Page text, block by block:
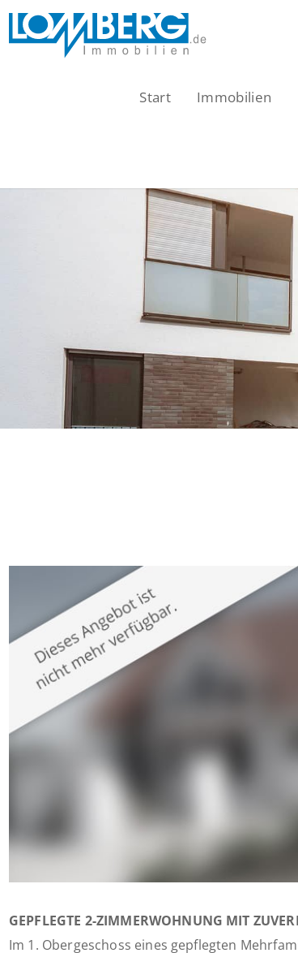
Zum
Inhalt
Start Immobilien
GEPFLEGTE 2-ZIMMERWOHNUNG MIT
Im 1. Obergeschoss eines gepflegten